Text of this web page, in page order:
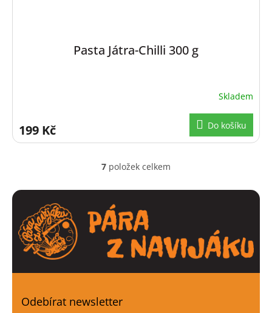
Pasta Játra-Chilli 300 g
Skladem
199 Kč Do košíku
O
l
d
a
c
í
r
7 položek celkem
Odebírat newsletter